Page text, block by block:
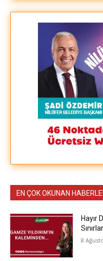
EN ÇOK OKUNAN
Hayır
8